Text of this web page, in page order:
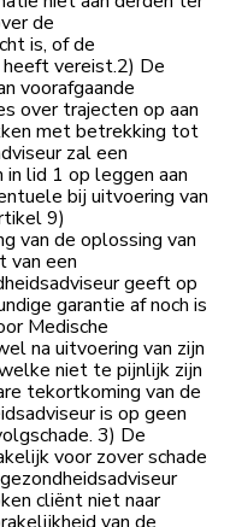
de
is, of de
vereist.2) De
voorafgaande
over trajecten op aan
met betrekking tot
zal een
lid 1 op leggen aan
bij uitvoering van
9)
van de oplossing van
van een
geeft op
garantie af noch is
Medische
na uitvoering van zijn
niet te pijnlijk zijn
tekortkoming van de
is op geen
3) De
voor zover schade
cliënt niet naar